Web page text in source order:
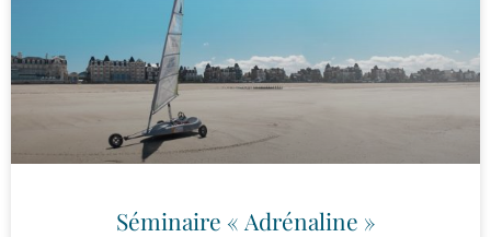
Séminaire « Adrénaline »